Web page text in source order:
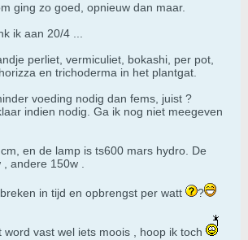
ging zo goed, opnieuw dan maar.
ik aan 20/4 ...
perliet, vermiculiet, bokashi, per pot,
en trichoderma in het plantgat.
voeding nodig dan fems, juist ?
indien nodig. Ga ik nog niet meegeven
en de lamp is ts600 mars hydro. De
andere 150w .
in tijd en opbrengst per watt ?
word vast wel iets moois , hoop ik toch